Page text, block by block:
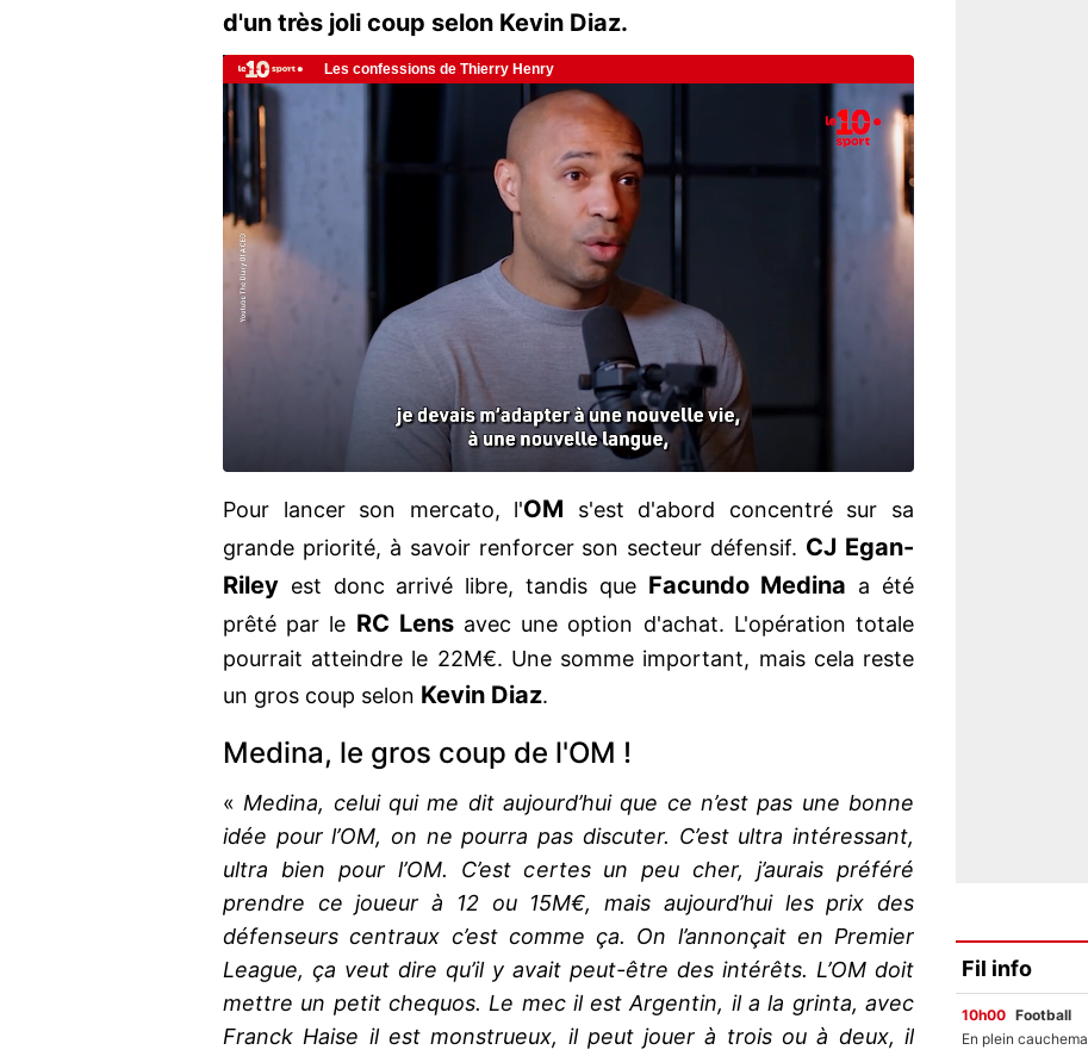
d'un très joli coup selon Kevin Diaz.
Pour lancer son mercato, l'OM s'est d'abord concentré sur sa
grande priorité, à savoir renforcer son secteur défensif. CJ Egan-
Riley est donc arrivé libre, tandis que Facundo Medina a été
prêté par le RC Lensavec une option d'achat. L'opération totale
pourrait atteindre le 22M€. Une somme important, mais cela reste
un gros coup selon Kevin Diaz.
Medina, le gros coup de l'OM !
«Medina, celui qui me dit aujourd’hui que ce n’est pas une bonne
idée pour l’OM, on ne pourra pas discuter. C’est ultra intéressant,
ultra bien pour l’OM. C’est certes un peu cher, j’aurais préféré
prendre ce joueur à 12 ou 15M€, mais aujourd’hui les prix des
défenseurs centraux c’est comme ça. On l’annonçait en Premier
League, ça veut dire qu’il y avait peut-être des intérêts. L’OM doit
mettre un petit chequos. Le mec il est Argentin, il a la grinta, avec
Franck Haise il est monstrueux, il peut jouer à trois ou à deux, il
Fil info
10h00 Football